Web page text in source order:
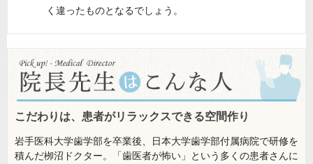
く違ったものとなるでしょう。
こだわりは、患者がリラックスできる空間作り
岩手医科大学歯学部を卒業後、日本大学歯学部付属病院で研修を
積んだ栁沼ドクター。「歯医者が怖い」という多くの患者さんに